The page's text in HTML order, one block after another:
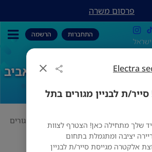
Electra
סייר/ת לבניין מגורים בתל
שלך מתחילה כאן! הצטרף לצוות
יציבה ומתגמלת בתחום
אלקטרה מגייסת סייר/ת לבניין
פרסום משרה
התחברות הרשמה
Electra security
47 לשעה! סייר/ת לבניין מגורים